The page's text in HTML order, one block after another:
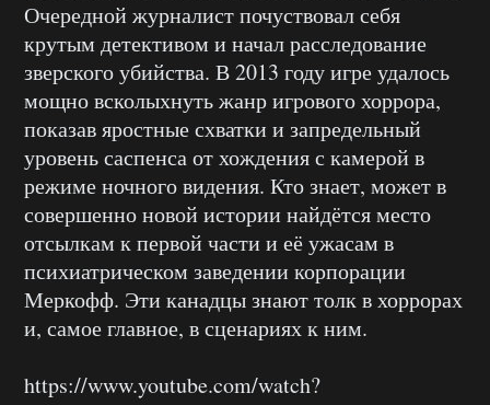
Очередной журналист почуствовал себя
крутым детективом и начал расследование
зверского убийства. В 2013 году игре удалось
мощно всколыхнуть жанр игрового хоррора,
показав яростные схватки и запредельный
уровень саспенса от хождения с камерой в
режиме ночного видения. Кто знает, может в
совершенно новой истории найдётся место
отсылкам к первой части и её ужасам в
психиатрическом заведении корпорации
Меркофф. Эти канадцы знают толк в хоррорах
и, самое главное, в сценариях к ним.
https://www.youtube.com/watch?